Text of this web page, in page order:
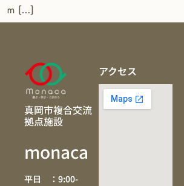
ｍ […]
真岡市複合交流
拠点施設
monaca
平日 ：9:00-
アクセス